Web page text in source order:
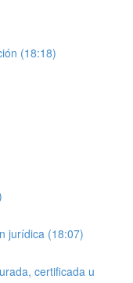
(18:18)
jurídica (18:07)
certificada u